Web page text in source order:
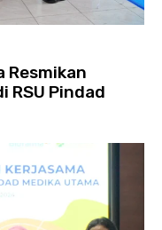
Resmikan
RSU Pindad